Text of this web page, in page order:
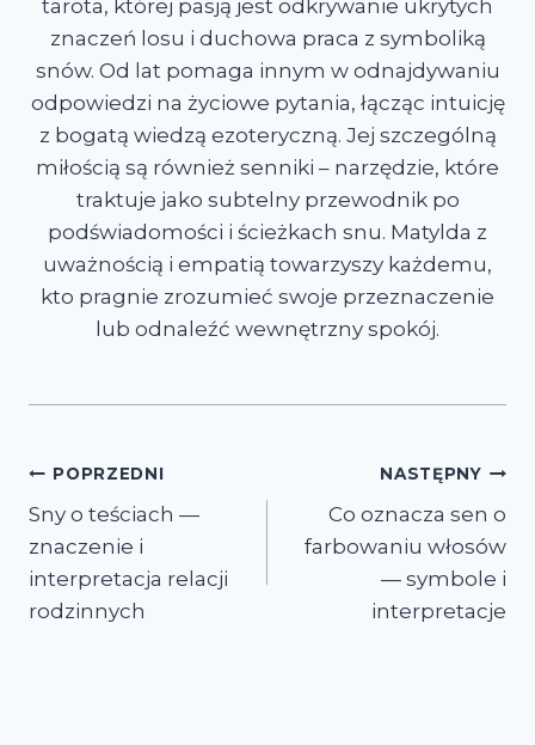
tarota, której pasją jest odkrywanie ukrytych
znaczeń losu i duchowa praca z symboliką
snów. Od lat pomaga innym w odnajdywaniu
odpowiedzi na życiowe pytania, łącząc intuicję
z bogatą wiedzą ezoteryczną. Jej szczególną
miłością są również senniki – narzędzie, które
traktuje jako subtelny przewodnik po
podświadomości i ścieżkach snu. Matylda z
uważnością i empatią towarzyszy każdemu,
kto pragnie zrozumieć swoje przeznaczenie
lub odnaleźć wewnętrzny spokój.
Nawigacja
wpisu
POPRZEDNI
Sny o teściach —
znaczenie i
interpretacja relacji
rodzinnych
NASTĘPNY
Co oznacza sen o
farbowaniu włosów
— symbole i
interpretacje